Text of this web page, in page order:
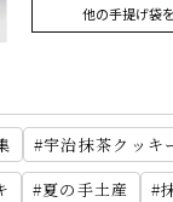
他の手提げ袋
宇治抹茶クッキ
夏の手土産